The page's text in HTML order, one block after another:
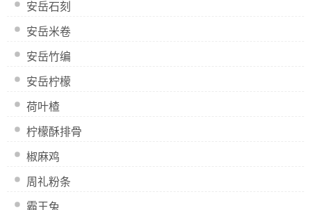
安岳石刻
安岳米卷
安岳竹编
安岳柠檬
荷叶楂
柠檬酥排骨
椒麻鸡
周礼粉条
霸王兔